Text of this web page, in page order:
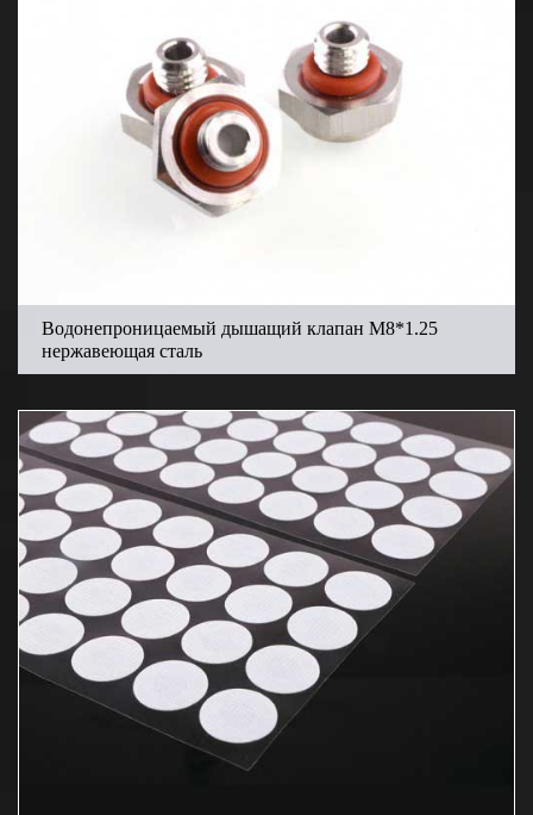
Водонепроницаемый дышащий клапан M8*1.25
нержавеющая сталь